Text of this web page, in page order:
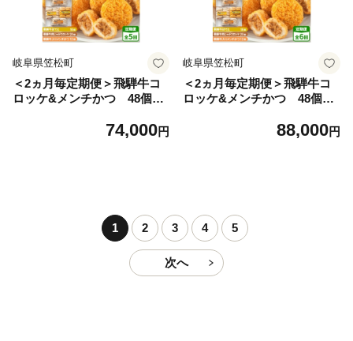
岐阜県笠松町
＜2ヵ月毎定期便＞飛騨牛コ
ロッケ&メンチかつ 48個
74,000円
岐阜県笠松町
＜2ヵ月毎定期便＞飛騨牛コ
ロッケ&メンチかつ 48個
88,000円
1 2 3 4 5
次へ